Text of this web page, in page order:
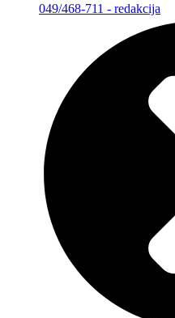
049/468-711 - redakcija